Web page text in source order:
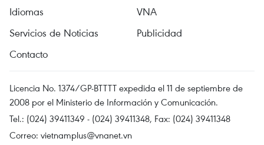
Idiomas
VNA
Servicios de Noticias
Publicidad
Contacto
Licencia No. 1374/GP-BTTTT expedida el 11 de septiembre de
2008 por el Ministerio de Información y Comunicación.
Tel.: (024) 39411349 - (024) 39411348, Fax: (024) 39411348
Correo: vietnamplus@vnanet.vn